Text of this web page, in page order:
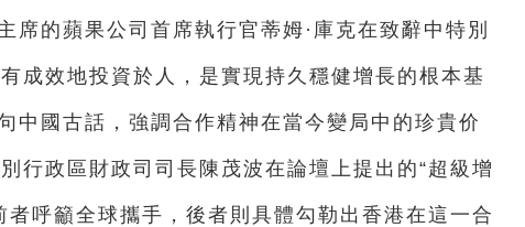
席的蘋果公司首席執行官蒂姆·庫克在致辭中特別
成效地投資於人，是實現持久穩健增長的根本基
中國古話，強調合作精神在當今變局中的珍貴价
政區財政司司長陳茂波在論壇上提出的“超級增
呼籲全球攜手，後者則具體勾勒出香港在這一合